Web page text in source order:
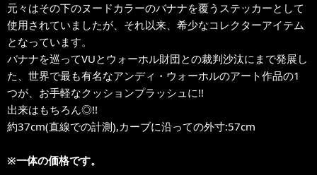
元々はその下のヌードカラーのバナナを覆うステッカーとして
使用されていましたが、それ以来、希少なコレクターアイテム
となっています。
バナナを巡ってVUとウォーホル財団との裁判沙汰にまで発展し
た、世界で最も有名なアンディ・ウォーホルのアート作品の1
つが、お手軽なクッションプラッシュに!!
出来はもちろん◎!!
約37cm(直線での計測),カーブに沿っての外寸:57cm
※一体の価格です。